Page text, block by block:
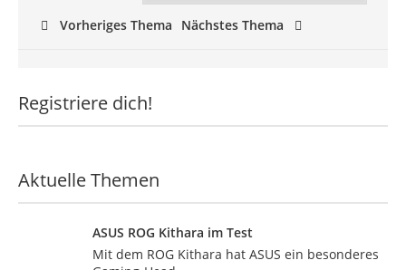
Vorheriges Thema
Nächstes Thema
Registriere dich!
Aktuelle Themen
ASUS ROG Kithara im Test
Mit dem ROG Kithara hat ASUS ein besonderes